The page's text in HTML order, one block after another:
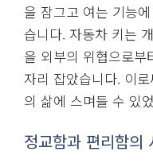
을 잠그고 여는 기능
습니다. 자동차 키는
을 외부의 위협으로
자리 잡았습니다. 이
의 삶에 스며들 수 있
정교함과 편리함의